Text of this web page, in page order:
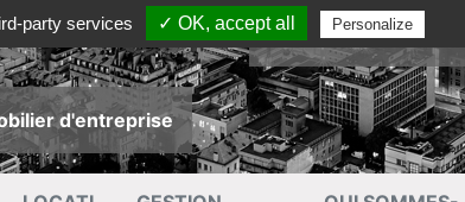
Contactez-nous au
d'entreprise
party services ✓ OK, accept all Personalize